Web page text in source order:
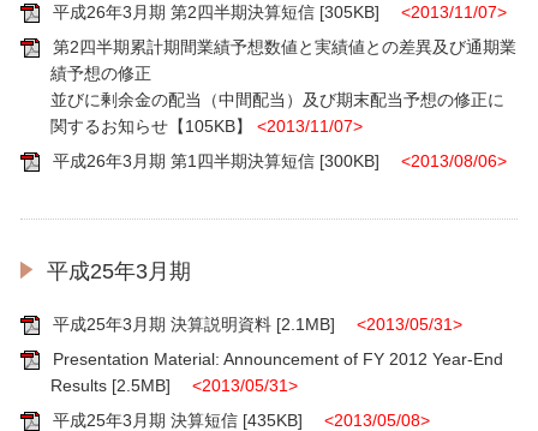
平成26年3月期 第2四半期決算短信[305KB] <2013/11/07>
第2四半期累計期間業績予想数値と実績値との差異及び通期業
績予想の修正
並びに剰余金の配当（中間配当）及び期末配当予想の修正に
関するお知らせ【105KB】 <2013/11/07>
平成26年3月期 第1四半期決算短信[300KB] <2013/08/06>
平成25年3月期
平成25年3月期 決算説明資料[2.1MB] <2013/05/31>
Presentation Material: Announcement of FY 2012 Year-End
Results[2.5MB] <2013/05/31>
平成25年3月期 決算短信[435KB] <2013/05/08>